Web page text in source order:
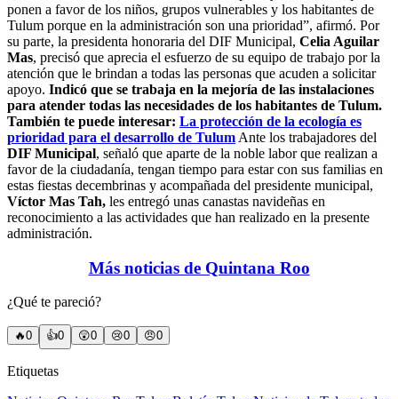
ponen a favor de los niños, grupos vulnerables y los habitantes de
Tulum porque en la administración son una prioridad”, afirmó. Por
su parte, la presidenta honoraria del DIF Municipal, Celia Aguilar
Mas, precisó que aprecia el esfuerzo de su equipo de trabajo por la
atención que le brindan a todas las personas que acuden a solicitar
apoyo. Indicó que se trabaja en la mejoría de las instalaciones
para atender todas las necesidades de los habitantes de Tulum.
También te puede interesar: La protección de la ecología es
prioridad para el desarrollo de Tulum Ante los trabajadores del
DIF Municipal, señaló que aparte de la noble labor que realizan a
favor de la ciudadanía, tengan tiempo para estar con sus familias en
estas fiestas decembrinas y acompañada del presidente municipal,
Víctor Mas Tah, les entregó unas canastas navideñas en
reconocimiento a las actividades que han realizado en la presente
administración.
Más noticias de Quintana Roo
¿Qué te pareció?
🔥0 👍0 😲0 😢0 😠0
Etiquetas